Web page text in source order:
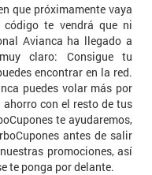
que próximamente vaya
te vendrá que ni
Avianca ha llegado a
claro: Consigue tu
encontrar en la red.
puedes volar más por
con el resto de tus
te ayudaremos,
antes de salir
promociones, así
te ponga por delante.